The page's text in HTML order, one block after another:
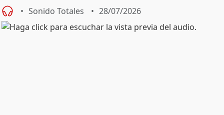
Sonido Totales 28/07/2026